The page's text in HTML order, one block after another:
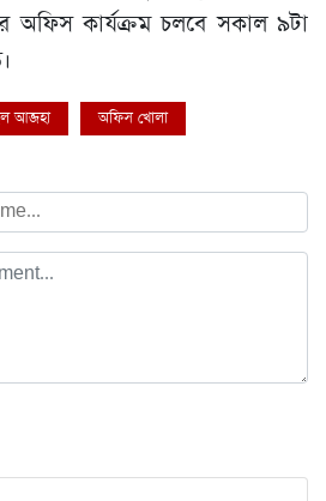
অফিস কার্যক্রম চলবে সকাল ৯টা
আজহা অফিস খোলা